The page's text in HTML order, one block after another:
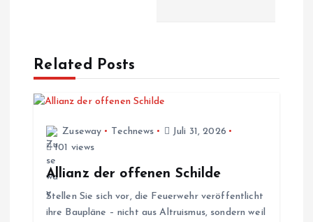
g
s
Related Posts
Zuseway Technews
Juli 31, 2026
101 views
Allianz der offenen Schilde
Stellen Sie sich vor, die Feuerwehr veröffentlicht
ihre Baupläne – nicht aus Altruismus, sondern weil